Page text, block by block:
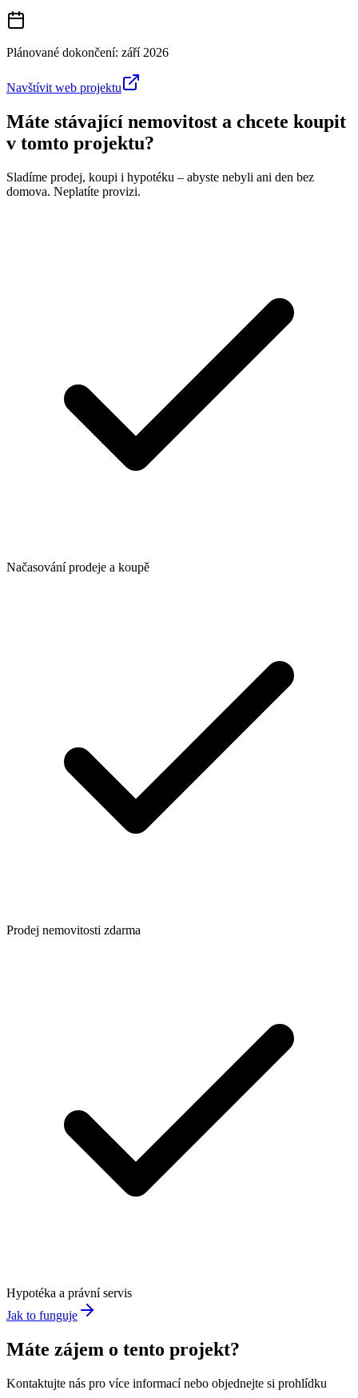
Plánované dokončení: září 2026
Navštívit web projektu
Máte stávající nemovitost a chcete koupit
v tomto projektu?
Sladíme prodej, koupi i hypotéku – abyste nebyli ani den bez
domova. Neplatíte provizi.
Načasování prodeje a koupě
Prodej nemovitosti zdarma
Hypotéka a právní servis
Jak to funguje
Máte zájem o tento projekt?
Kontaktujte nás pro více informací nebo objednejte si prohlídku